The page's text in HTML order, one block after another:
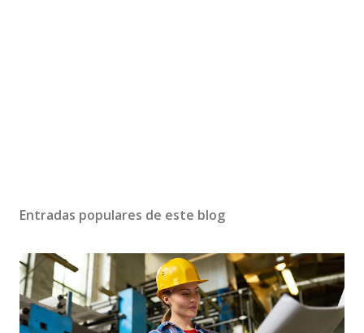
Entradas populares de este blog